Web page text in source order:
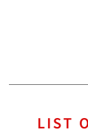
LIST